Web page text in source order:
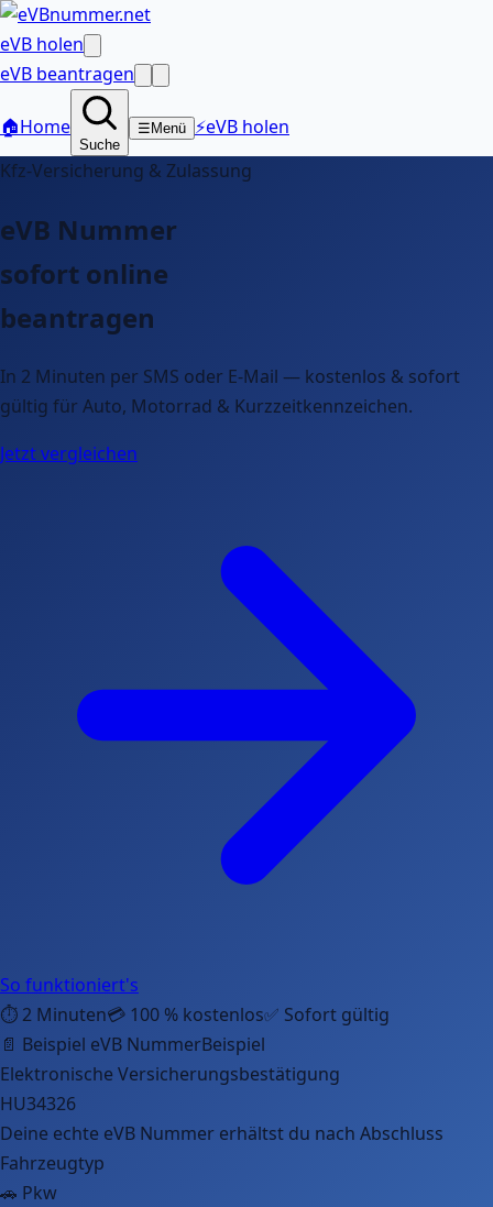
eVB holen
eVB beantragen
🏠Home
Suche
☰ Menü ⚡eVB holen
Kfz-Versicherung & Zulassung
eVB Nummer
sofort online
beantragen
In 2 Minuten per SMS oder E-Mail — kostenlos & sofort
gültig für Auto, Motorrad & Kurzzeitkennzeichen.
Jetzt vergleichen
So funktioniert's
⏱️ 2 Minuten💳 100 % kostenlos✅ Sofort gültig
📄 Beispiel eVB NummerBeispiel
Elektronische Versicherungsbestätigung
HU34326
Deine echte eVB Nummer erhältst du nach Abschluss
Fahrzeugtyp
🚗 Pkw